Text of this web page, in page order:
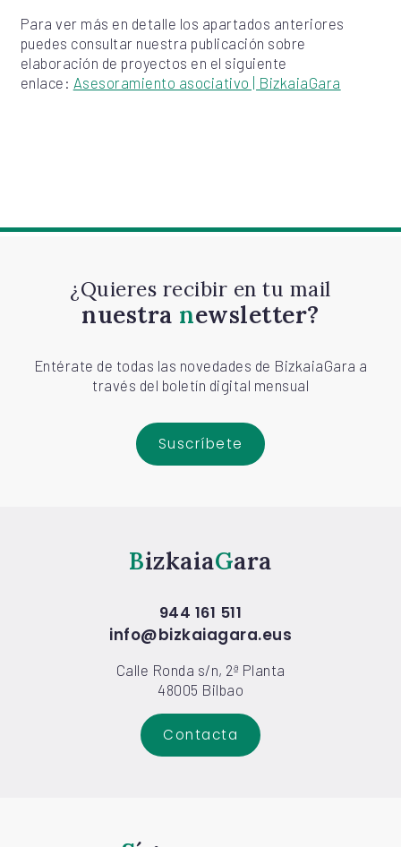
Para ver más en detalle los apartados anteriores
puedes consultar nuestra publicación sobre
elaboración de proyectos en el siguiente
enlace: Asesoramiento asociativo | BizkaiaGara
¿Quieres recibir en tu mail
nuestra newsletter?
Entérate de todas las novedades de BizkaiaGara a
través del boletín digital mensual
Suscríbete
Bizkaia Gara
944 161 511
info@bizkaiagara.eus
Calle Ronda s/n, 2ª Planta
48005 Bilbao
Contacta